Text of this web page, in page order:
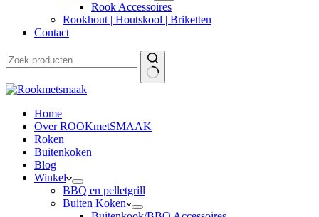
Rook Accessoires
Rookhout | Houtskool | Briketten
Contact
Home
Over ROOKmetSMAAK
Roken
Buitenkoken
Blog
Winkel
BBQ en pelletgrill
Buiten Koken